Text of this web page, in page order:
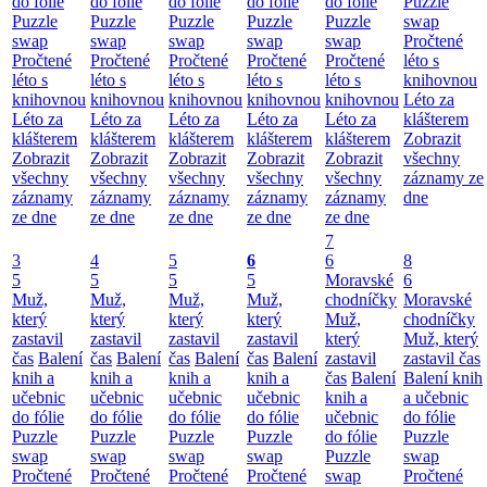
Puzzle
swap
Pročtené
léto s
knihovnou
Léto za
klášterem
Zobrazit
všechny
záznamy
ze dne
Puzzle
swap
Pročtené
léto s
knihovnou
Léto za
klášterem
Zobrazit
všechny
záznamy
ze dne
Puzzle
swap
Pročtené
léto s
knihovnou
Léto za
klášterem
Zobrazit
všechny
záznamy
ze dne
Puzzle
swap
Pročtené
léto s
knihovnou
Léto za
klášterem
Zobrazit
všechny
záznamy
ze dne
Puzzle
swap
Pročtené
léto s
knihovnou
Léto za
klášterem
Zobrazit
všechny
záznamy
ze dne
swap
Pročtené
léto s
knihovnou
Léto za
klášterem
Zobrazit
všechny
záznamy ze
dne
3
5
Muž,
který
zastavil
čas Balení
knih a
učebnic
do fólie
Puzzle
swap
Pročtené
4
5
Muž,
který
zastavil
čas Balení
knih a
učebnic
do fólie
Puzzle
swap
Pročtené
5
5
Muž,
který
zastavil
čas Balení
knih a
učebnic
do fólie
Puzzle
swap
Pročtené
6
5
Muž,
který
zastavil
čas Balení
knih a
učebnic
do fólie
Puzzle
swap
Pročtené
7
6
Moravské
chodníčky
Muž,
který
zastavil
čas Balení
knih a
učebnic
do fólie
Puzzle
swap
8
6
Moravské
chodníčky
Muž, který
zastavil čas
Balení knih
a učebnic
do fólie
Puzzle
swap
Pročtené